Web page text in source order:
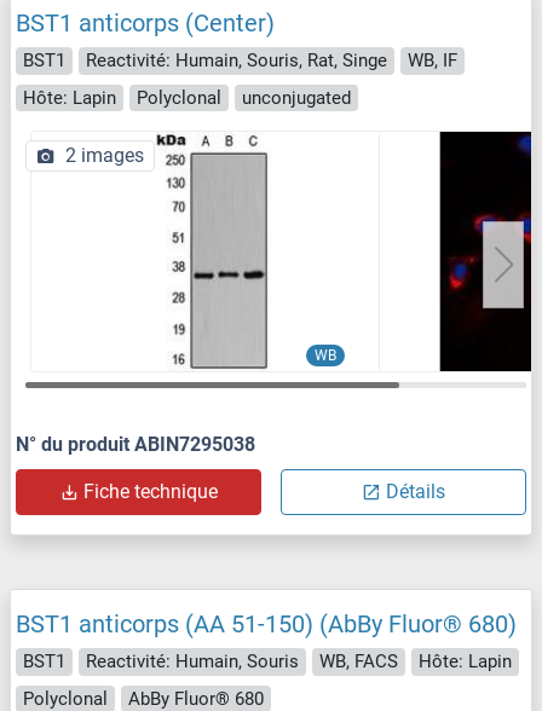
BST1 anticorps (Center)
BST1 Reactivité: Humain, Souris, Rat, Singe
WB, IF
Hôte: Lapin
Polyclonal unconjugated
WB
2 images
N° du produit ABIN7295038
Fiche technique Détails
BST1 anticorps (AA 51-150) (AbBy Fluor® 680)
BST1 Reactivité: Humain, Souris WB, FACS
Hôte: Lapin
Polyclonal
AbBy Fluor® 680